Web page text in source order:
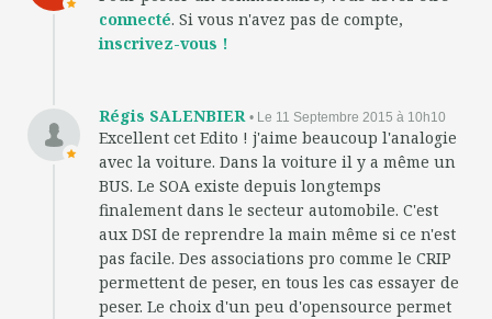
connecté. Si vous n'avez pas de compte,
inscrivez-vous !
Régis SALENBIER• Le 11 Septembre 2015 à 10h10
Excellent cet Edito ! j'aime beaucoup l'analogie
avec la voiture. Dans la voiture il y a même un
BUS. Le SOA existe depuis longtemps
finalement dans le secteur automobile. C'est
aux DSI de reprendre la main même si ce n'est
pas facile. Des associations pro comme le CRIP
permettent de peser, en tous les cas essayer de
peser. Le choix d'un peu d'opensource permet